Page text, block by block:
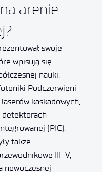
arenie
swoje
wpisują się
nauki.
Podczerwieni
kaskadowych,
detektorach
(PIC).
także
III-V,
nowoczesnej